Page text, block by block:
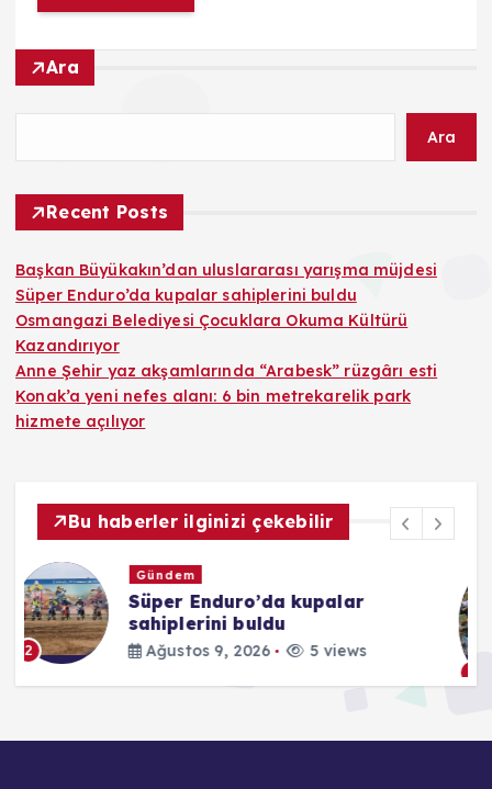
Ara
Ara
Recent Posts
Başkan Büyükakın’dan uluslararası yarışma müjdesi
Süper Enduro’da kupalar sahiplerini buldu
Osmangazi Belediyesi Çocuklara Okuma Kültürü
Kazandırıyor
Anne Şehir yaz akşamlarında “Arabesk” rüzgârı esti
Konak’a yeni nefes alanı: 6 bin metrekarelik park
hizmete açılıyor
Bu haberler ilginizi çekebilir
Kültür & Sanat
Osmangazi Belediyesi
Çocuklara Okuma Kültürü
Kazandırıyor